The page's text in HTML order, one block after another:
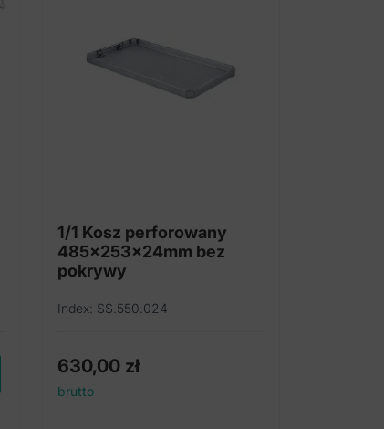
1/1 Kosz perforowany
485x253x24mm bez
pokrywy
Index: SS.550.024
630,00 zł
brutto